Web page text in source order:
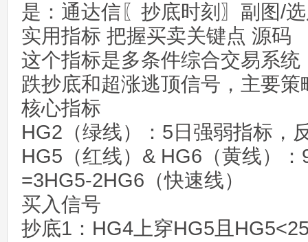
是：通达信〖抄底时刻〗副图/
实用指标 把握买卖关键点 源码
这个指标是多条件综合交易系
跌抄底和超涨逃顶信号，主要策
核心指标
HG2（绿线）：5日强弱指标，
HG5（红线）& HG6（黄线）
=3HG5-2HG6（快速线）
买入信号
抄底1：HG4上穿HG5且